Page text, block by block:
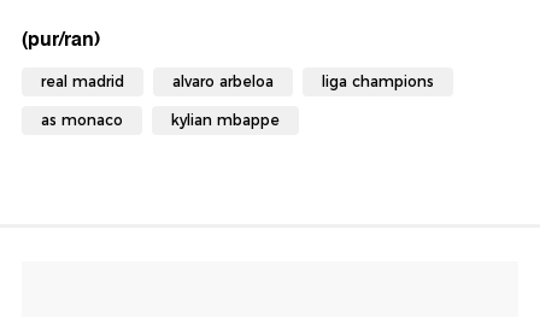
(pur/ran)
real madrid alvaro arbeloa liga champions
as monaco kylian mbappe